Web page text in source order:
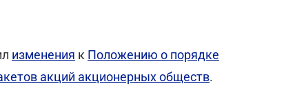
изменения к Положению о порядке
акций акционерных обществ.